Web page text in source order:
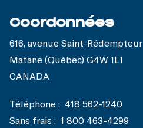
Coordonnées
616, avenue Saint-Rédempteur
Matane (Québec) G4W 1L1
CANADA
Téléphone : 418 562-1240
Sans frais : 1 800 463-4299